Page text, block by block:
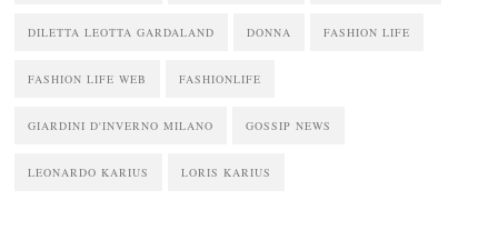
DILETTA LEOTTA GARDALAND DONNA FASHION LIFE
FASHION LIFE WEB FASHIONLIFE
GIARDINI D'INVERNO MILANO GOSSIP NEWS
LEONARDO KARIUS LORIS KARIUS